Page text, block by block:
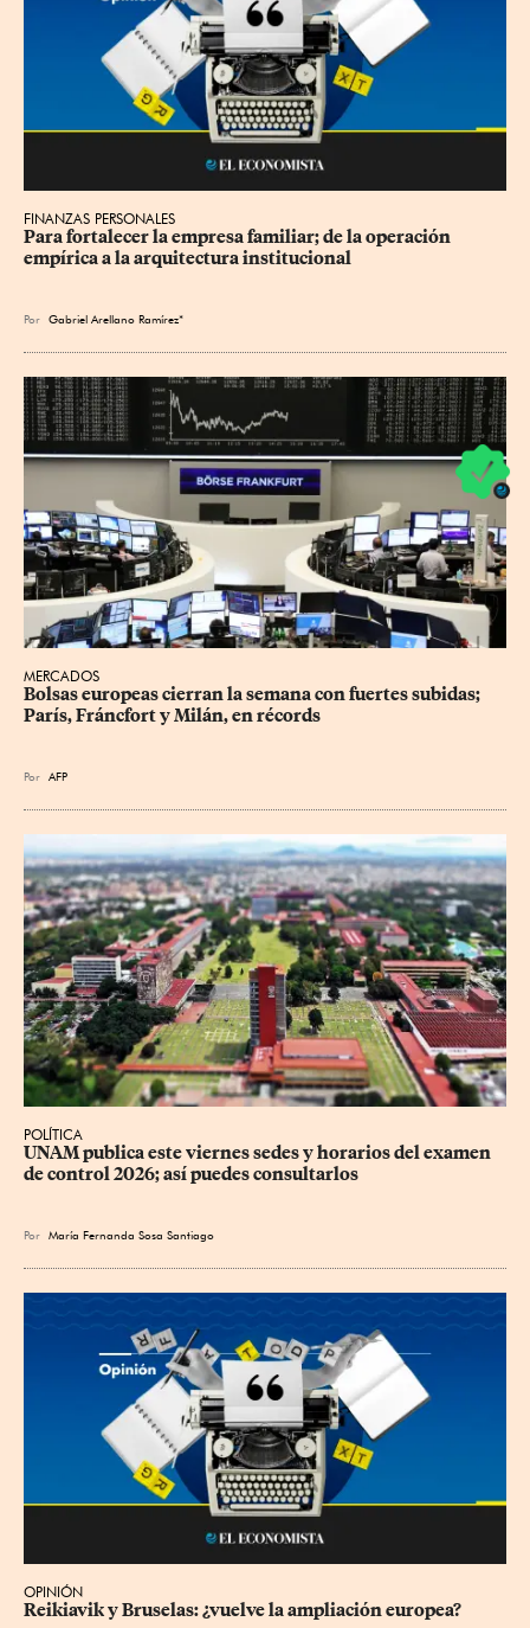
FINANZAS PERSONALES
Para fortalecer la empresa familiar; de la operación
empírica a la arquitectura institucional
Por Gabriel Arellano Ramírez*
MERCADOS
Bolsas europeas cierran la semana con fuertes subidas;
París, Fráncfort y Milán, en récords
Por AFP
POLÍTICA
UNAM publica este viernes sedes y horarios del examen
de control 2026; así puedes consultarlos
Por María Fernanda Sosa Santiago
OPINIÓN
Reikiavik y Bruselas: ¿vuelve la ampliación europea?